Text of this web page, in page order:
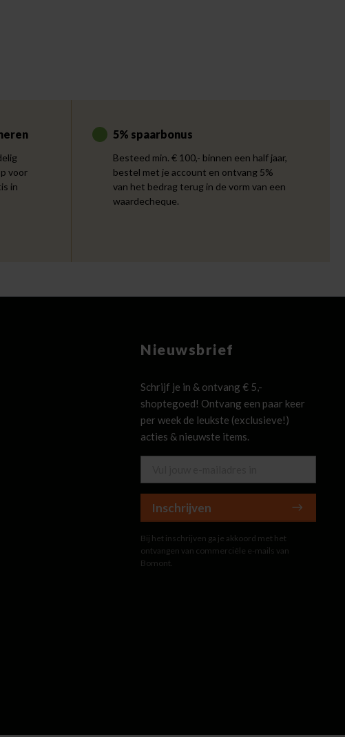
voor
in
5% spaarbonus
Besteed min. € 100,- binnen een half jaar,
bestel met je account en ontvang 5%
van het bedrag terug in de vorm van een
waardecheque.
Nieuwsbrief
Schrijf je in & ontvang € 5,-
shoptegoed! Ontvang een paar keer
per week de leukste (exclusieve!)
acties & nieuwste items.
Inschrijven
Bij het inschrijven ga je akkoord met het
ontvangen van commerciële e-mails van
Bomont.